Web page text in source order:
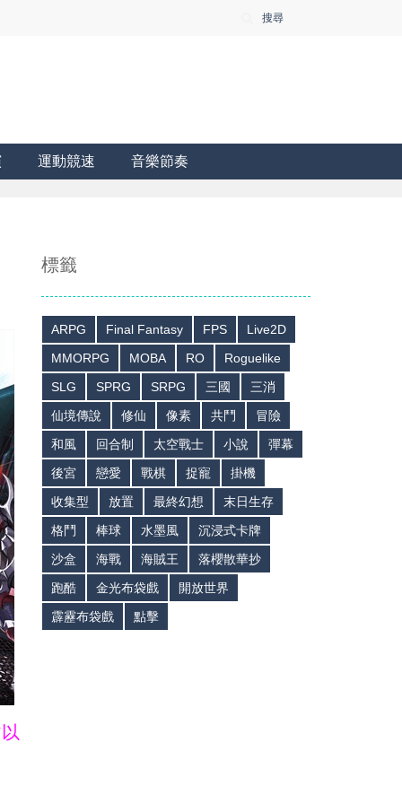
搜尋
運動競速 音樂節奏
標籤
ARPG Final Fantasy FPS
Live2D
MMORPG
MOBA RO
Roguelike
SLG
SPRG SRPG 三國
三消
仙境傳說
修仙 像素 共鬥
冒險
和風
回合制 太空戰士 小說
彈幕
後宮
戀愛 戰棋 捉寵
掛機
收集型
放置 最終幻想
末日生存
格鬥
棒球 水墨風
沉浸式卡牌
沙盒
海戰 海賊王
落櫻散華抄
跑酷
金光布袋戲
開放世界
霹靂布袋戲
點擊